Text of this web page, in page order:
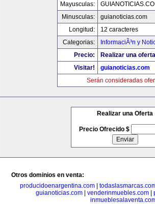
Mayusculas:
Minusculas:
guianoticias.com
Longitud:
12 caracteres
Categorias:
InformaciÃ³n y
Precio:
Realizar una
Visitar!
guianoticias.com
Serán consideradas
Realizar una Oferta
Precio Ofrecido $
Otros dominios en venta:
producidoenargentina.com|
guianoticias.com| venderinmuebles.com|